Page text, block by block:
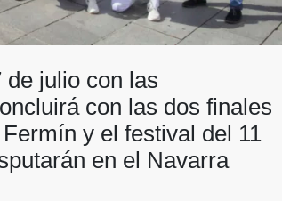
de julio con las
con las dos finales
y el festival del 11
en el Navarra